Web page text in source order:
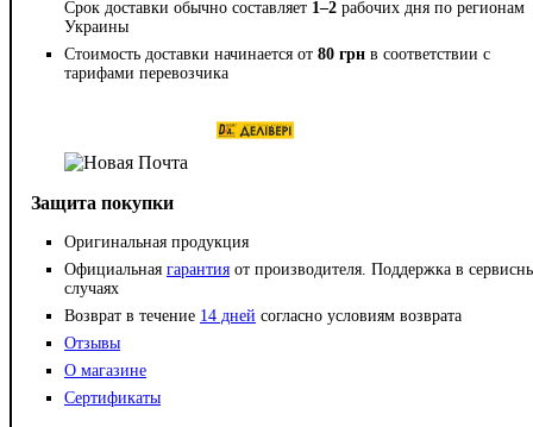
Срок доставки обычно составляет 1–2 рабочих дня по регионам
Украины
Стоимость доставки начинается от 80 грн в соответствии с
тарифами перевозчика
Защита покупки
Оригинальная продукция
Официальная гарантия от производителя. Поддержка в
случаях
Возврат в течение 14 дней согласно условиям возврата
Отзывы
О магазине
Сертификаты